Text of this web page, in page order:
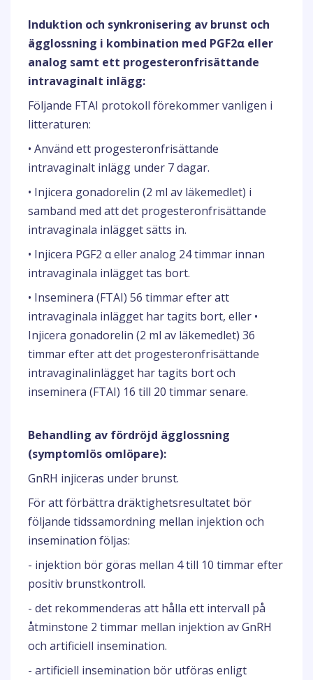
Induktion och synkronisering av brunst och
ägglossning i kombination med PGF2α eller
analog samt ett progesteronfrisättande
intravaginalt inlägg:
Följande FTAI protokoll förekommer vanligen i
litteraturen:
• Använd ett progesteronfrisättande
intravaginalt inlägg under 7 dagar.
• Injicera gonadorelin (2 ml av läkemedlet) i
samband med att det progesteronfrisättande
intravaginala inlägget sätts in.
• Injicera PGF2 α eller analog 24 timmar innan
intravaginala inlägget tas bort.
• Inseminera (FTAI) 56 timmar efter att
intravaginala inlägget har tagits bort, eller •
Injicera gonadorelin (2 ml av läkemedlet) 36
timmar efter att det progesteronfrisättande
intravaginalinlägget har tagits bort och
inseminera (FTAI) 16 till 20 timmar senare.
Behandling av fördröjd ägglossning
(symptomlös omlöpare):
GnRH injiceras under brunst.
För att förbättra dräktighetsresultatet bör
följande tidssamordning mellan injektion och
insemination följas:
- injektion bör göras mellan 4 till 10 timmar efter
positiv brunstkontroll.
- det rekommenderas att hålla ett intervall på
åtminstone 2 timmar mellan injektion av GnRH
och artificiell insemination.
- artificiell insemination bör utföras enligt